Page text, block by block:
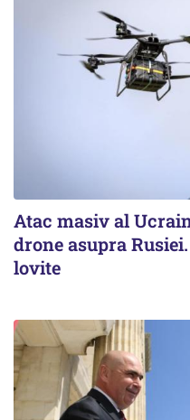
Atac masiv al
drone asupra
lovite